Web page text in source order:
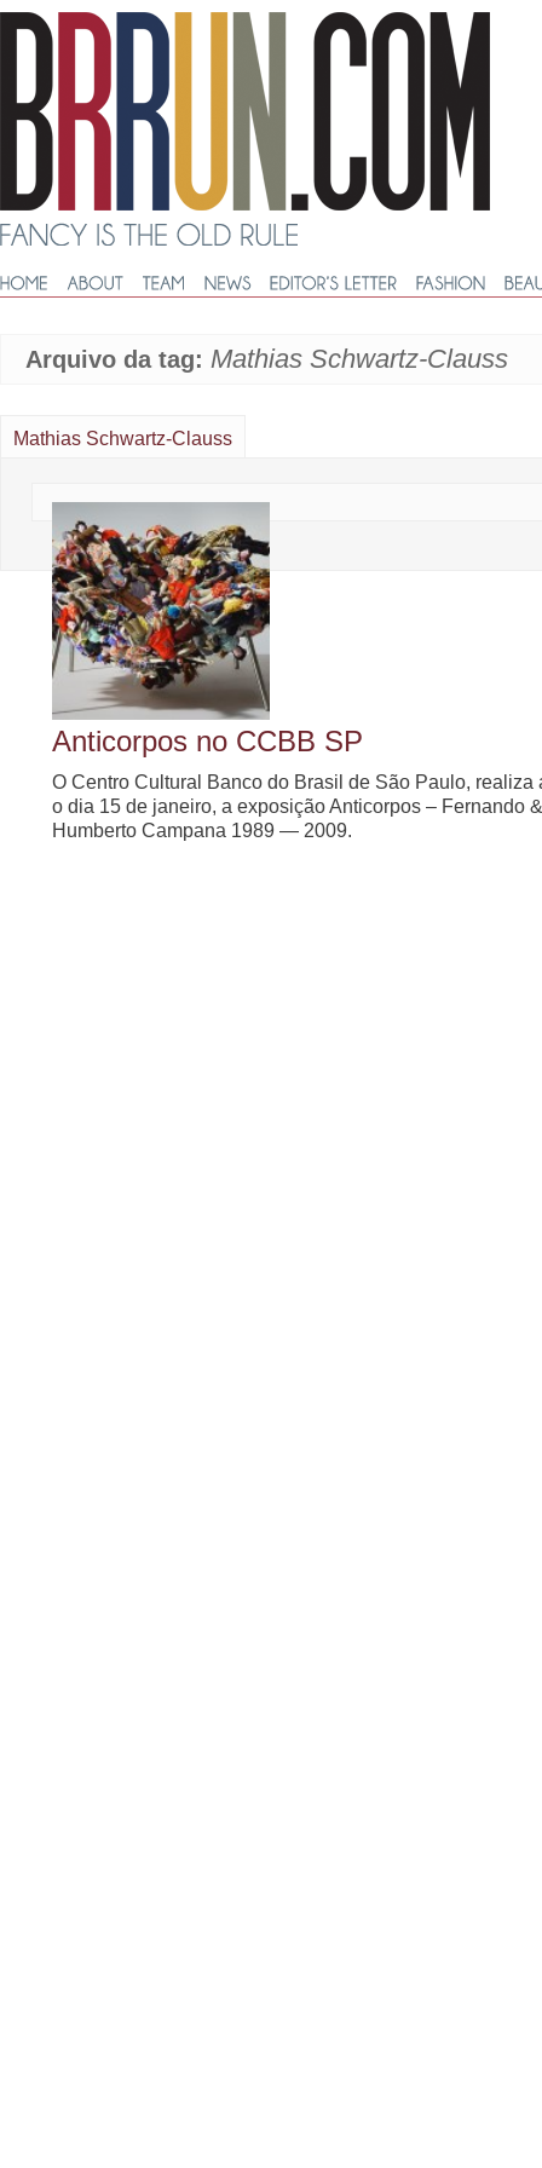
Arquivo da tag: Mathias Schwartz-Clauss
Mathias Schwartz-Clauss
Anticorpos no CCBB SP
O Centro Cultural Banco do Brasil de São Paulo, realiza
o dia 15 de janeiro, a exposição Anticorpos – Fernando &
Humberto Campana 1989 — 2009.